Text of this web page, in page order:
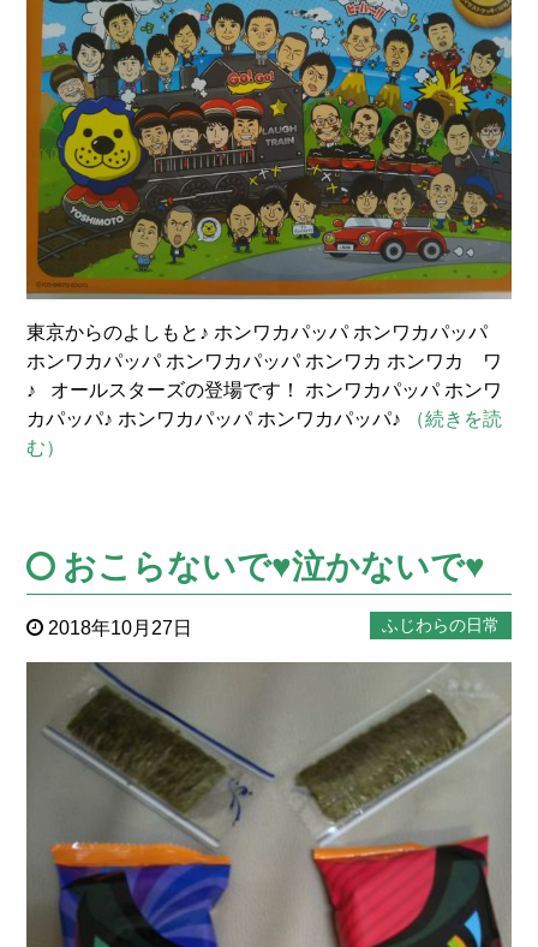
東京からのよしもと♪ ホンワカパッパ ホンワカパッパ
ホンワカパッパ ホンワカパッパ ホンワカ ホンワカ ワ
♪ オールスターズの登場です！ ホンワカパッパ ホンワ
カパッパ♪ ホンワカパッパ ホンワカパッパ♪
（続きを読
む）
おこらないで♥泣かないで♥
2018年10月27日 ふじわらの日常